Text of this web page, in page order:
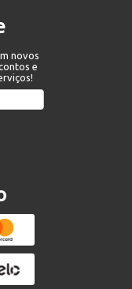
novos
e